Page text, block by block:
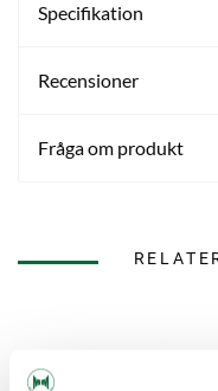
Specifikation
Recensioner
Fråga om produkt